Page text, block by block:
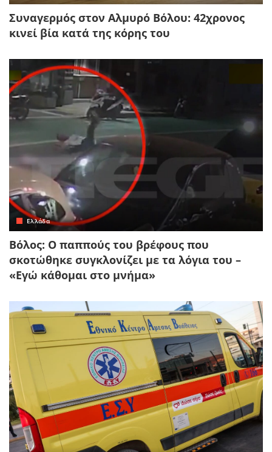
Συναγερμός στον Αλμυρό Βόλου: 42χρονος
κινεί βία κατά της κόρης του
Ελλάδα
Βόλος: Ο παππούς του βρέφους που
σκοτώθηκε συγκλονίζει με τα λόγια του –
«Εγώ κάθομαι στο μνήμα»